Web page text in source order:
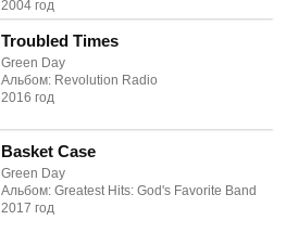
2004 год
Troubled Times
Green Day
Альбом: Revolution Radio
2016 год
Basket Case
Green Day
Альбом: Greatest Hits: God's Favorite Band
2017 год